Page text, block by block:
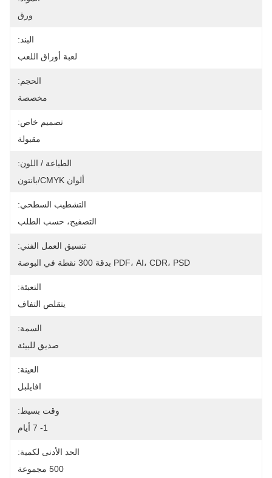
ورق
البند:
لعبة أوراق اللعب
الحجم:
مخصصة
تصميم خاص:
مقبولة
الطباعة / اللون:
ألوان CMYK/بانتون
التشطيب السطحي:
التصفيح، حسب الطلب
تنسيق العمل الفني:
PDF، AI، CDR، PSD بدقة 300 نقطة في البوصة
التعبئة:
يتقلص التفاف
السمة:
صديق للبيئة
العينة:
افايلبل
وقت بسيط:
1- 7 أيام
الحد الأدنى لكمية:
500 مجموعة